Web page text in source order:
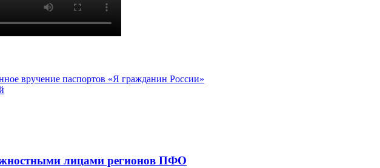
вручение паспортов «Я гражданин России»
лицами регионов ПФО